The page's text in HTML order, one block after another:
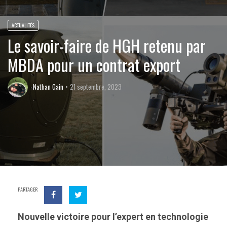
ACTUALITÉS
Le savoir-faire de HGH retenu par
MBDA pour un contrat export
Nathan Gain 21 septembre, 2023
PARTAGER
Nouvelle victoire pour l’expert en technologie